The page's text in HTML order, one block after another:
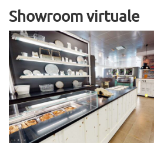
Showroom virtuale